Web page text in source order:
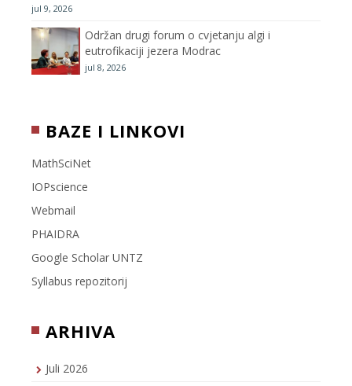
jul 9, 2026
Održan drugi forum o cvjetanju algi i
eutrofikaciji jezera Modrac
jul 8, 2026
BAZE I LINKOVI
MathSciNet
IOPscience
Webmail
PHAIDRA
Google Scholar UNTZ
Syllabus repozitorij
ARHIVA
Juli 2026